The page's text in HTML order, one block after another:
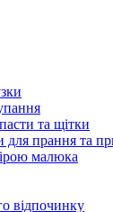
та щітки
для прання та
малюка
відпочинку